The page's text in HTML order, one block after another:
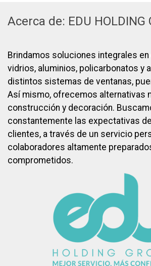
Acerca de: EDU HOLDING
Brindamos soluciones integrales
vidrios, aluminios, policarbonatos y
distintos sistemas de ventanas,
Así mismo, ofrecemos alternativas
construcción y decoración.
constantemente las expectativas
clientes, a través de un servicio
colaboradores altamente
comprometidos.